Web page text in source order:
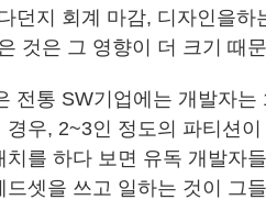
던지 회계 마감, 디자인을
것은 그 영향이 더 크기 때
전통 SW기업에는 개발자
경우, 2~3인 정도의 파티션
치를 하다 보면 유독 개발자
셋을 쓰고 일하는 것이 그